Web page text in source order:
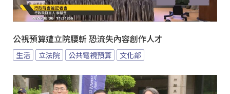
公視預算遭立院腰斬 恐流失內容創作人才
生活 立法院 公共電視預算 文化部